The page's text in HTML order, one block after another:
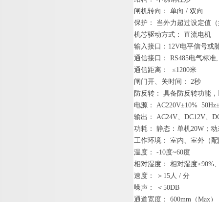
闸机转向 ： 单向 / 双 向
保护 ： 当外力超过设定值（
机芯驱动方式 ： 直流电机
输入接口 ： 12V电平信号或
通信接口 ： RS485电气标准,
通信距离 ： ≤1200米
闸门开、关时间 ： 2秒
防反转 ：
具备防反转功能
电源 ：
AC220V±10%
输出 ： AC24V、DC12V、
功耗 ： 静态：单机20W ；
工作环境 ：
室内、室外（
温度 ： -10度~60度
相对湿度 ： 相对湿度≤90%
速度 ： ＞ 15人 / 分
噪声 ： ＜50DB
通道宽度 ： 600mm （Max）